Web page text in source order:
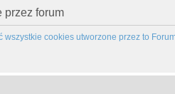
przez forum
wszystkie cookies utworzone przez to